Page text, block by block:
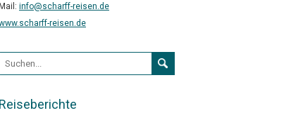
Mail: info@scharff-reisen.de
reisen.de
Suchformular
Reiseberichte